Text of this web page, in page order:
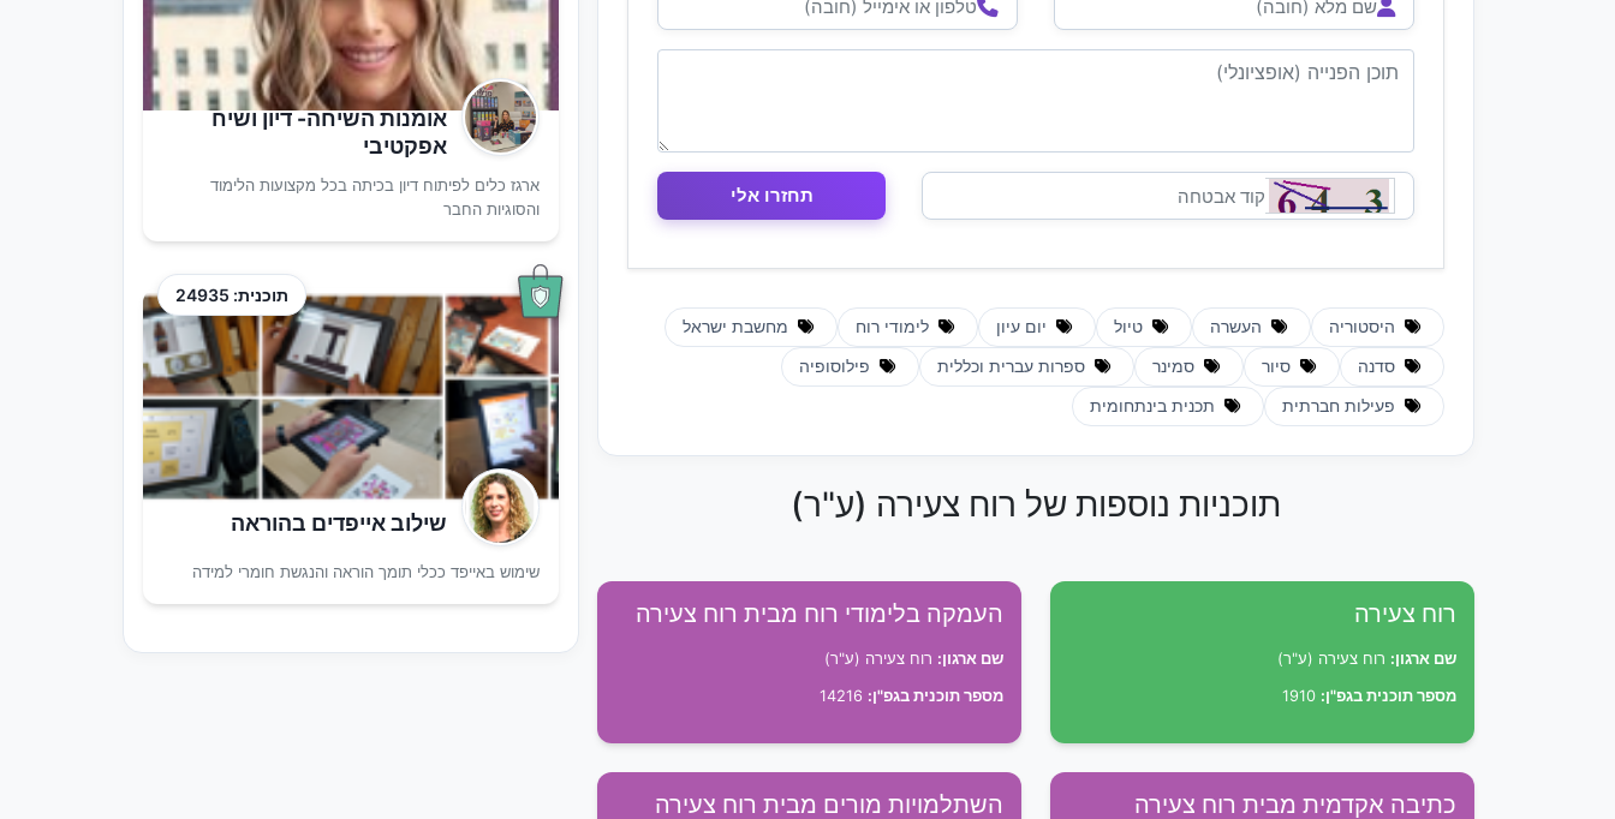
היסטוריה העשרה טיול יום עיון לימודי רוח מחשבת ישראל
סדנה סיור סמינר ספרות עברית וכללית פילוסופיה
פעילות חברתית תכנית בינתחומית
תוכניות נוספות של רוח צעירה (ע"ר)
רוח צעירה
שם ארגון: רוח צעירה (ע"ר)
מספר תוכנית בגפ"ן:
העמקה בלימודי רוח מבית רוח צעירה
שם ארגון: רוח צעירה (ע"ר)
מספר תוכנית בגפ"ן:
כתיבה אקדמית מבית רוח צעירה השתלמויות מורים מבית רוח צעירה
אומנות השיחה- דיון ושיח
אפקטיבי
ארגז כלים לפיתוח דיון בכיתה בכל מקצועות הלימוד
והסוגיות החבר
תוכנית: 24935
שילוב אייפדים בהוראה
שימוש באייפד ככלי תומך הוראה והנגשת חומרי למידה